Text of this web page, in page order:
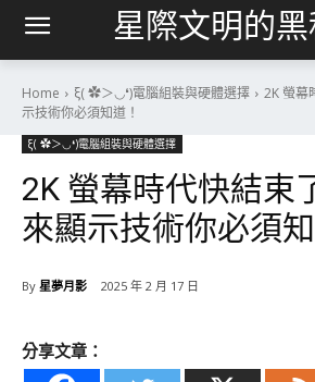
星際文明的黑
Home ξ( ✿＞◡❛)電腦組裝與硬體選擇
2K 螢幕
示技術你必須知道！
ξ( ✿＞◡❛)電腦組裝與硬體選擇
2K 螢幕時代快結束
來顯示技術你必須知
By 星夢月影 2025 年 2 月 17 日
分享文章：